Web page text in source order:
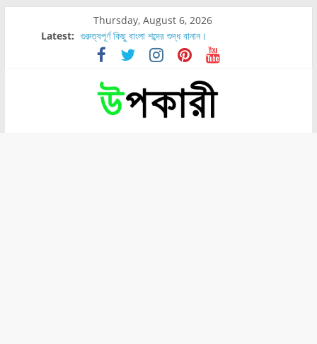
Thursday, August 6, 2026
Latest: গুরুত্বপূর্ণ কিছু বাংলা শব্দের শুদ্ধ বানান।
শরীরের কোন অংশে বেডসোর বেশি হয়?
নাসাল টিউব কতদিন রাখা যায়?
রোগীর পিঠ, কোমর এবং পায়ে বেডসোর দেখা গেলে করণীয় কি?
পার্সিমন ফলের স্বাস্থ্য ও পুষ্টি উপকারিতা।